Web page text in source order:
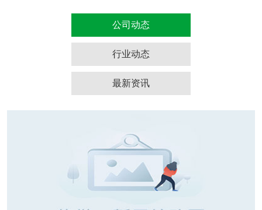
公司动态
行业动态
最新资讯